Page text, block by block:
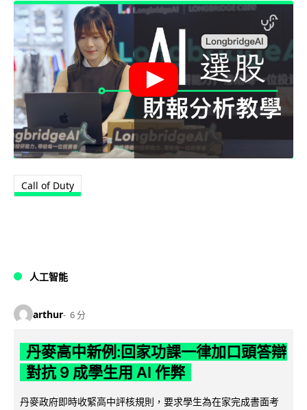
Call of Duty
人工智能
arthur 6 分
丹麥高中新例:回家功課一律加口頭答辯
對抗 9 成學生用 AI 作弊
丹麥政府即時收緊高中評核規則，要求學生為在家完成書面考